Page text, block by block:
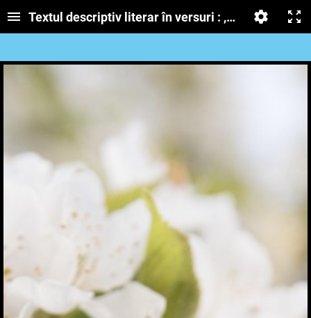
Textul descriptiv literar în versuri : ,,Oaspeții